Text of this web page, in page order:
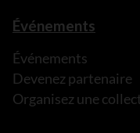
Événements
Événements
Devenez partenaire
Organisez une